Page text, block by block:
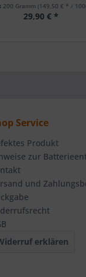
200 Gramm (149,50 € * / 1000
29,90 € *
Service
Produkt
zur
und
erklären